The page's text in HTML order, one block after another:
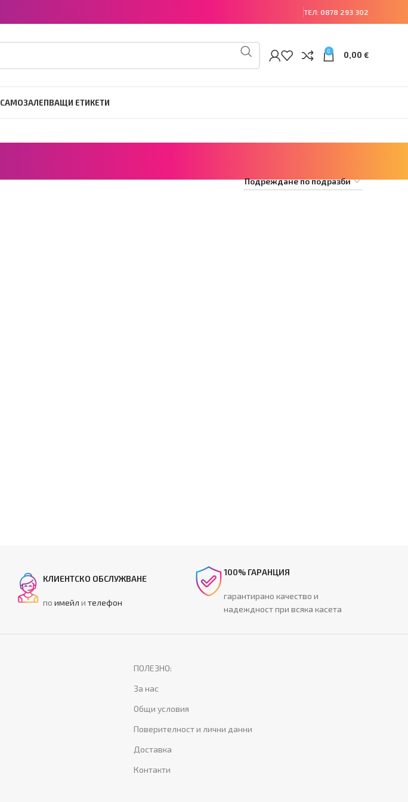
ТЕЛ: 0878 293 302
0 0,00 €
САМОЗАЛЕПВАЩИ ЕТИКЕТИ
КЛИЕНТСКО ОБСЛУЖВАНЕ
по имейл и телефон
100% ГАРАНЦИЯ
гарантирано качество и
надеждност при всяка касета
ПОЛЕЗНО:
За нас
Общи условия
Поверителност и лични данни
Доставка
Контакти